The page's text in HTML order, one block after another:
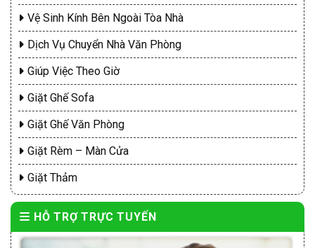
Vệ Sinh Kính Bên Ngoài Tòa Nhà
Dịch Vụ Chuyển Nhà Văn Phòng
Giúp Việc Theo Giờ
Giặt Ghế Sofa
Giặt Ghế Văn Phòng
Giặt Rèm – Màn Cửa
Giặt Thảm
HỖ TRỢ TRỰC TUYẾN